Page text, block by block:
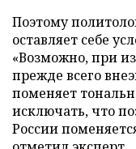
Поэтому
оставляет себе
«Возможно, при
прежде всего
поменяет
исключать, что
России